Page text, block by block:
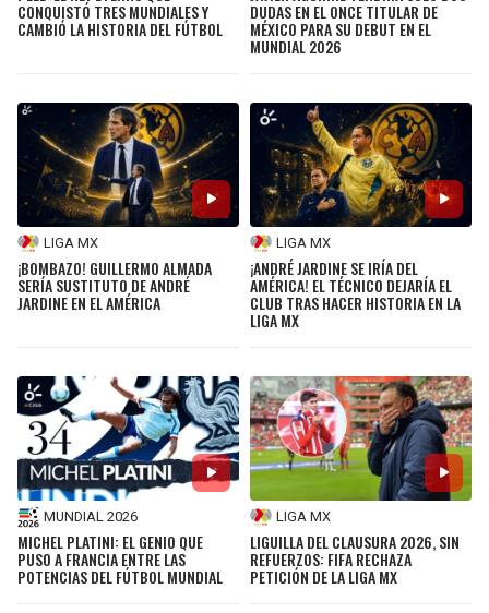
COWBOYS
EAGLES
COMMANDERS
RAMS
SEAHAWKS
BEARS
LIONS
CLIPPERS
SUNS
KINGS
ROCKETS
PELICANS
SPURS
NUGGETS
CONQUISTÓ TRES MUNDIALES Y
CAMBIÓ LA HISTORIA DEL FÚTBOL
DUDAS EN EL ONCE TITULAR DE
MÉXICO PARA SU DEBUT EN EL
MUNDIAL 2026
LIGA MX
¡BOMBAZO! GUILLERMO ALMADA
SERÍA SUSTITUTO DE ANDRÉ
JARDINE EN EL AMÉRICA
LIGA MX
¡ANDRÉ JARDINE SE IRÍA DEL
AMÉRICA! EL TÉCNICO DEJARÍA EL
CLUB TRAS HACER HISTORIA EN LA
LIGA MX
MUNDIAL 2026
MICHEL PLATINI: EL GENIO QUE
PUSO A FRANCIA ENTRE LAS
POTENCIAS DEL FÚTBOL MUNDIAL
LIGA MX
LIGUILLA DEL CLAUSURA 2026, SIN
REFUERZOS: FIFA RECHAZA
PETICIÓN DE LA LIGA MX